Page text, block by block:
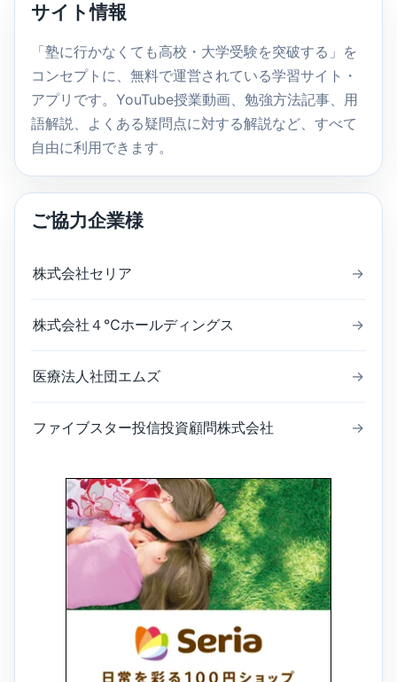
検
索
サイト情報
「塾に行かなくても高校・大学受験を突破する」を
コンセプトに、無料で運営されている学習サイト・
アプリです。YouTube授業動画、勉強方法記事、用
語解説、よくある疑問点に対する解説など、すべて
自由に利用できます。
ご協力企業様
株式会社セリア →
株式会社４℃ホールディングス →
医療法人社団エムズ →
ファイブスター投信投資顧問株式会社 →